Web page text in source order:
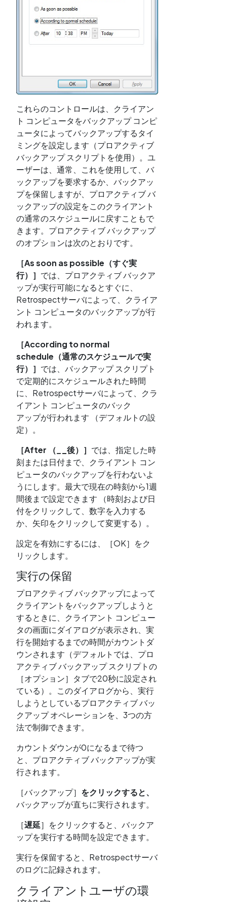
これらのコントロールは、クライアン
ト コンピュータをバックアップ コンピ
ュータによってバックアップするタイ
ミングを設定します（プロアクティブ
バックアップ スクリプトを使用）。ユ
ーザーは、通常、これを使用して、バ
ックアップを要求するか、バックアッ
プを保留しますが、プロアクティブ バ
ックアップの設定をこのクライアント
の通常のスケジュールに戻すこともで
きます。プロアクティブ バックアップ
のオプションは次のとおりです。
［As soon as possible（すぐ実
行）］ では、プロアクティブ バックア
ップが実行可能になるとすぐに、
Retrospectサーバによって、クライア
ント コンピュータのバックアップが行
われます。
［According to normal
schedule（通常のスケジュールで実
行）］ では、バックアップ スクリプト
で定期的にスケジュールされた時間
に、Retrospectサーバによって、クラ
イアント コンピュータのバック
アップが行われます （デフォルトの設
定）。
［After
（ _後）］ では、指定した時
刻または日付まで、クライアント コン
ピュータのバックアップを行わないよ
うにします。最大で現在の時刻から1週
間後まで設定できます （時刻および日
付をクリックして、数字を入力する
か、矢印をクリックして変更する）。
設定を有効にするには、［OK］をク
リックします。
実行の保留
プロアクティブ バックアップによって
クライアントをバックアップしようと
するときに、クライアント コンピュー
タの画面にダイアログが表示され、実
行を開始するまでの時間がカウントダ
ウンされます（デフォルトでは、プロ
アクティブ バックアップ スクリプトの
［オプション］タブで20秒に設定され
ている）。このダイアログから、実行
しようとしているプロアクティブ バッ
クアップ オペレーションを、3つの方
法で制御できます。
カウントダウンが0になるまで待つ
と、プロアクティブ バックアップが実
行されます。
［バックアップ］ をクリックすると、
バックアップが直ちに実行されます。
［遅延］をクリックすると、バックア
ップを実行する時間を設定できます。
実行を保留すると、Retrospectサーバ
のログに記録されます。
クライアントユーザの環